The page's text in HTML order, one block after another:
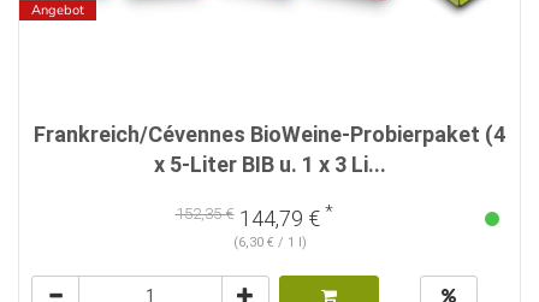
Angebot
Frankreich/Cévennes BioWeine-Probierpaket (4
x 5-Liter BIB u. 1 x 3 Li...
152,35 €144,79 € *
(6,30 € / 1 l)